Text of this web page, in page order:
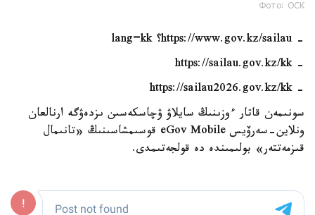
Фото: ОСК
- https://www.gov.kz/sailau؟ lang=kk
- https://sailau.gov.kz/kk
- https://sailau2026.gov.kz/kk
سونىمەن قاتار ءوزىنىڭ سايلاۋ ۋچاسكەسىن ىزدەۋگە ارنالعان
ونلاين-سەرۆيس eGov Mobile قوسىمشاسىنىڭ «تانىمال
قىزمەتتەر» بولىمىندە دە قولجەتىمدى.